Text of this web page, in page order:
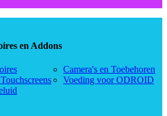
en Addons
Camera's en Toebehoren
Voeding voor ODROID